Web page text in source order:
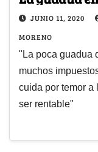
JUNIO 11, 2020
MORENO
"La poca guadua
muchos
cuida por temor a
ser rentable"